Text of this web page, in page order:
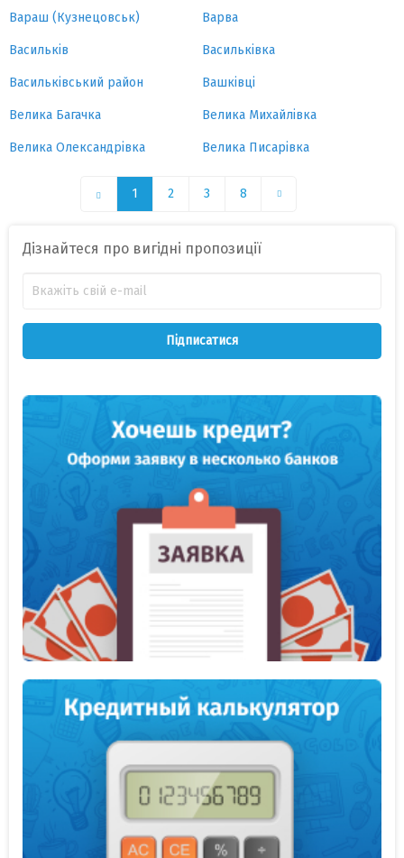
Вараш (Кузнецовськ) Варва
Васильків Васильківка
Васильківський район Вашківці
Велика Багачка Велика Михайлівка
Велика Олександрівка Велика Писарівка
1 2 3 8
Дізнайтеся про вигідні пропозиції
Підписатися